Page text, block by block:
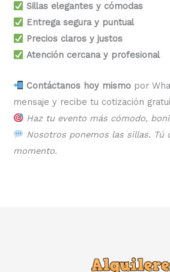
Sillas elegantes y cómodas
Entrega segura y puntual
Precios claros y justos
Atención cercana y profesional
Contáctanos hoy mismo por
mensaje y recibe tu cotización
Haz tu evento más cómodo,
Nosotros ponemos las sillas. Tú
momento.